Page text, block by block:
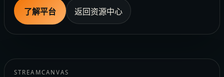
了解平台 返回资源中心
STREAMCANVAS